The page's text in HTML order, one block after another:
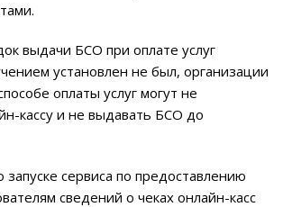
выдачи БСО при оплате услуг
установлен не был, организации
оплаты услуг могут не
кассу и не выдавать БСО до
сервиса по предоставлению
сведений о чеках онлайн-касс